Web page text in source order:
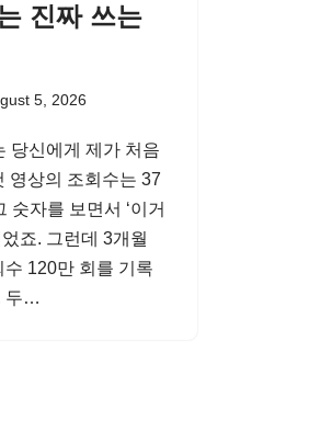
진짜 쓰는
5, 2026
당신에게 제가 처음
영상의 조회수는 37
숫자를 보면서 ‘이거
죠. 그런데 3개월
120만 회를 기록
두…